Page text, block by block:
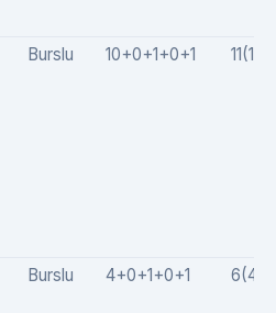
Burslu 10+0+1+0+1
Burslu 4+0+1+0+1